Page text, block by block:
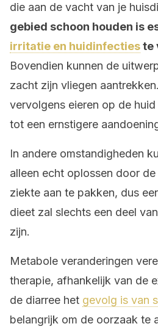
die aan de vacht van je
gebied schoon houden is
irritatie en huidinfectieste
Bovendien kunnen de
zacht zijn vliegen
vervolgens eieren op de
tot een ernstigere
In andere omstandigheden
alleen echt oplossen door
ziekte aan te pakken, dus
dieet zal slechts een deel
zijn.
Metabole veranderingen
therapie, afhankelijk van de
de diarree het gevolg is van
belangrijk om de oorzaak te